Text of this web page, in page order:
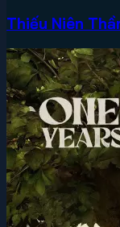
Thiếu Niên